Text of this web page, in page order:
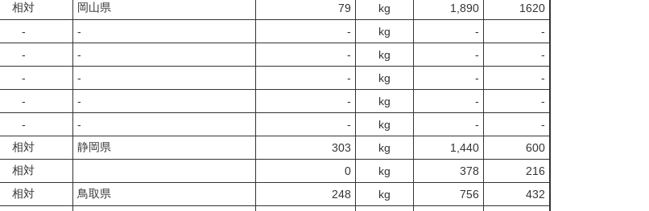
相対 岡山県 79 kg 1,890
1620
‐ ‐ ‐ kg -
‐
‐ ‐ ‐ kg -
‐
‐ ‐ ‐ kg -
‐
‐ ‐ ‐ kg -
‐
‐ ‐ ‐ kg -
‐
相対 静岡県 303 kg 1,440
600
相対 0 kg 378
216
相対 鳥取県 248 kg 756
432